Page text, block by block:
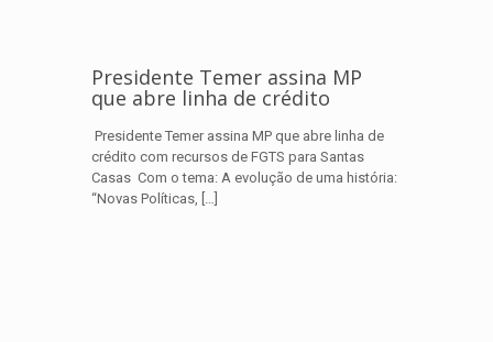
Presidente Temer assina MP
que abre linha de crédito
Presidente Temer assina MP que abre linha de
crédito com recursos de FGTS para Santas
Casas Com o tema: A evolução de uma história:
“Novas Políticas, […]